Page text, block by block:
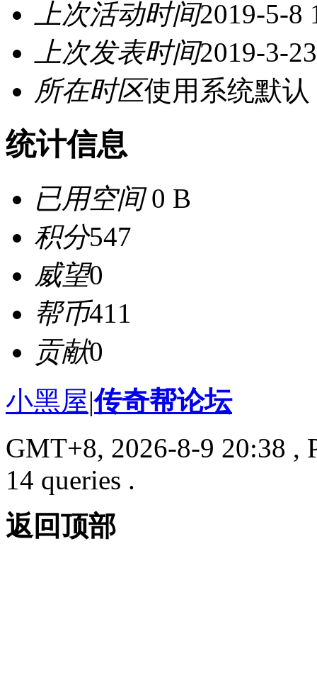
上次活动时间2019-5-8
上次发表时间2019-3-
所在时区使用系统默认
统计信息
已用空间0 B
积分547
威望0
帮币411
贡献0
小黑屋|传奇帮论坛
GMT+8, 2026-8-9 20:38 ,
14 queries .
返回顶部